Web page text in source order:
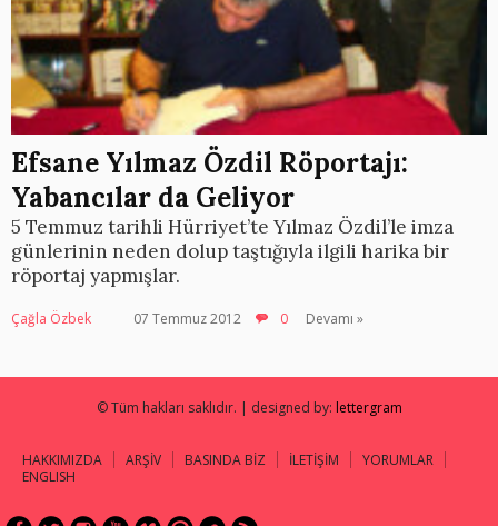
Efsane Yılmaz Özdil Röportajı:
Yabancılar da Geliyor
5 Temmuz tarihli Hürriyet’te Yılmaz Özdil’le imza
günlerinin neden dolup taştığıyla ilgili harika bir
röportaj yapmışlar.
Çağla Özbek 07 Temmuz 2012 0 Devamı »
© Tüm hakları saklıdır. | designed by: lettergram
HAKKIMIZDA ARŞİV BASINDA BİZ İLETİŞİM
YORUMLAR
ENGLISH